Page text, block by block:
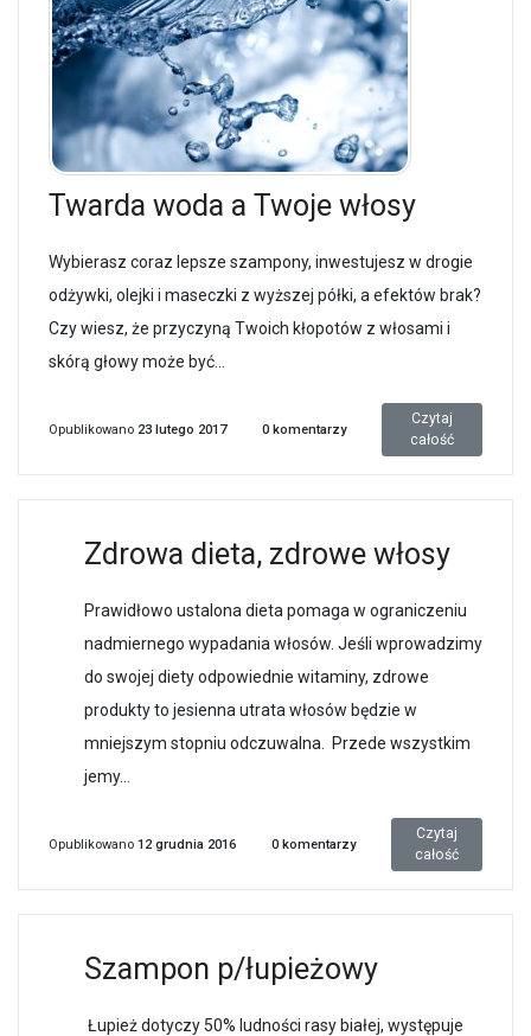
Twarda woda a Twoje włosy
Wybierasz coraz lepsze szampony, inwestujesz w drogie
odżywki, olejki i maseczki z wyższej półki, a efektów brak?
Czy wiesz, że przyczyną Twoich kłopotów z włosami i
skórą głowy może być...
Opublikowano 23 lutego 2017 0 komentarzy
Czytaj
całość
Zdrowa dieta, zdrowe włosy
Prawidłowo ustalona dieta pomaga w ograniczeniu
nadmiernego wypadania włosów. Jeśli wprowadzimy
do swojej diety odpowiednie witaminy, zdrowe
produkty to jesienna utrata włosów będzie w
mniejszym stopniu odczuwalna. Przede wszystkim
jemy...
Opublikowano 12 grudnia 2016 0 komentarzy
Czytaj
całość
Szampon p/łupieżowy
Łupież dotyczy 50% ludności rasy białej, występuje